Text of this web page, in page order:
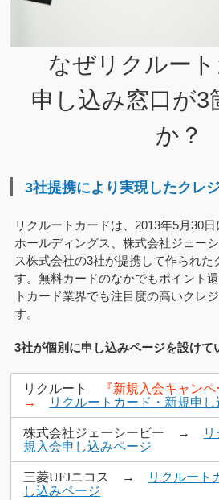
なぜリクルー
申し込み窓口が3
か？
3社提携により実現したクレ
リクルートカードは、2013年5月30
ホールディングス、株式会社ジェー
ス株式会社の3社が提携して作られた
す。無料カードのなかでもポイント
トカード業界でも注目度の高いクレ
す。
3社が個別に申し込みページを設けて
リクルート
『新規入会キャン
→
リクルートカード・新規申し
株式会社ジェーシービー →
規入会申し込みページ
三菱UFJニコス →
リクルート
し込みページ